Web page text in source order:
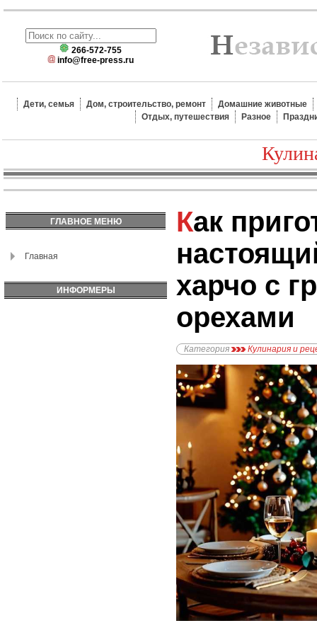
266-572-755
info@free-press.ru
Дети, семья Дом, строительство, ремонт
Домашние животные
Отдых, путешествия
Разное
ГЛАВНОЕ МЕНЮ
Главная
ИНФОРМЕРЫ
Как приготовить
харчо с
орехами
Категория Кулинария и